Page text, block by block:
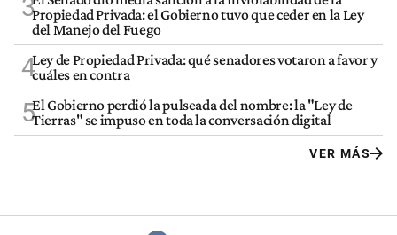
3Propiedad Privada: el Gobierno tuvo que ceder en la Ley
del Manejo del Fuego
4Ley de Propiedad Privada: qué senadores votaron a favor y
cuáles en contra
5El Gobierno perdió la pulseada del nombre: la "Ley de
Tierras" se impuso en toda la conversación digital
VER MÁS